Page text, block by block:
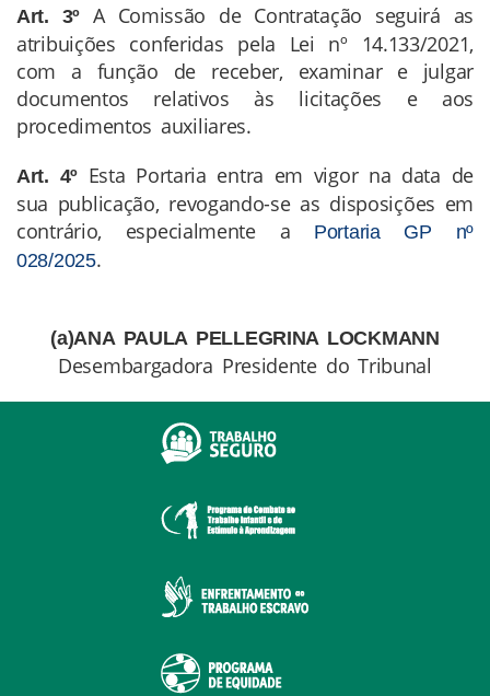
Art. 3º A Comissão de Contratação seguirá as
atribuições conferidas pela Lei nº 14.133/2021,
com a função de receber, examinar e julgar
documentos relativos às licitações e aos
procedimentos auxiliares.
Art. 4º Esta Portaria entra em vigor na data de
sua publicação, revogando-se as disposições em
contrário, especialmente a
Portaria GP nº
028/2025.
(a)ANA PAULA PELLEGRINA LOCKMANN
Desembargadora Presidente do Tribunal